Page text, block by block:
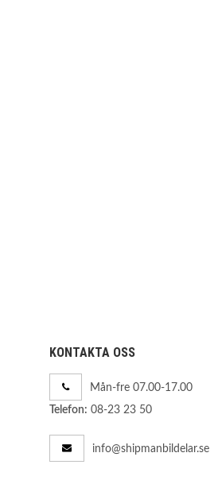
KONTAKTA OSS
Mån-fre 07.00-17.00
Telefon: 08-23 23 50
info@shipmanbildelar.se